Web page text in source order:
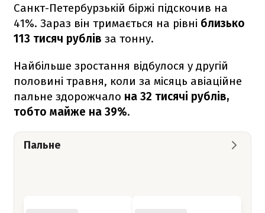
Санкт-Петербурзькій біржі підскочив на
41%. Зараз він тримається на рівні близько
113 тисяч рублів за тонну.
Найбільше зростання відбулося у другій
половині травня, коли за місяць авіаційне
пальне здорожчало на 32 тисячі рублів,
тобто майже на 39%.
Пальне